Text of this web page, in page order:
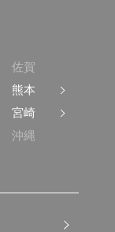
佐賀
熊本
宮崎
沖縄